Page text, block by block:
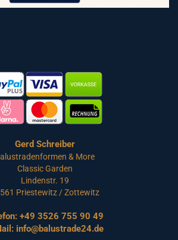
Gerd Schreiber
& More
Classic Garden
Lindenstr. 19
Priestewitz / Zottewitz
+49 3526 755 90 49
info@balustrade24.de